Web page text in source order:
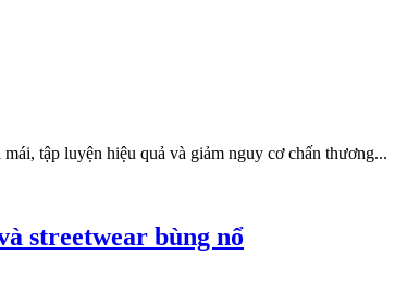
tập luyện hiệu quả và giảm nguy cơ chấn thương...
streetwear bùng nổ